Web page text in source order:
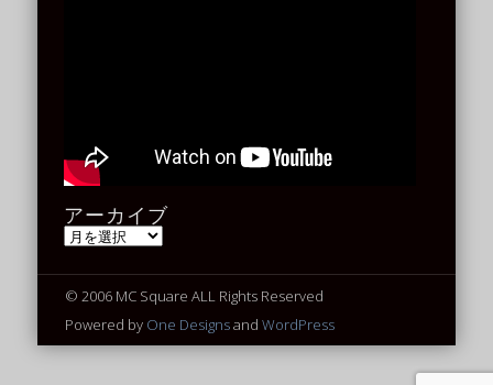
アーカイブ
ア
ー
ブ
© 2006 MC Square ALL Rights Reserved
Powered by One Designsand WordPress